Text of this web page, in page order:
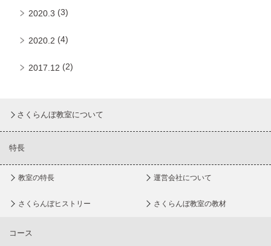
2020.3 (3)
2020.2 (4)
2017.12 (2)
さくらんぼ教室について
特長
教室の特長 運営会社について
さくらんぼヒストリー さくらんぼ教室の教材
コース